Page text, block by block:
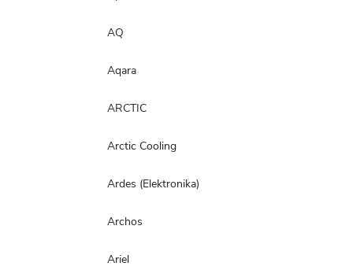
AQ
Aqara
ARCTIC
Arctic Cooling
Ardes (Elektronika)
Archos
Ariel